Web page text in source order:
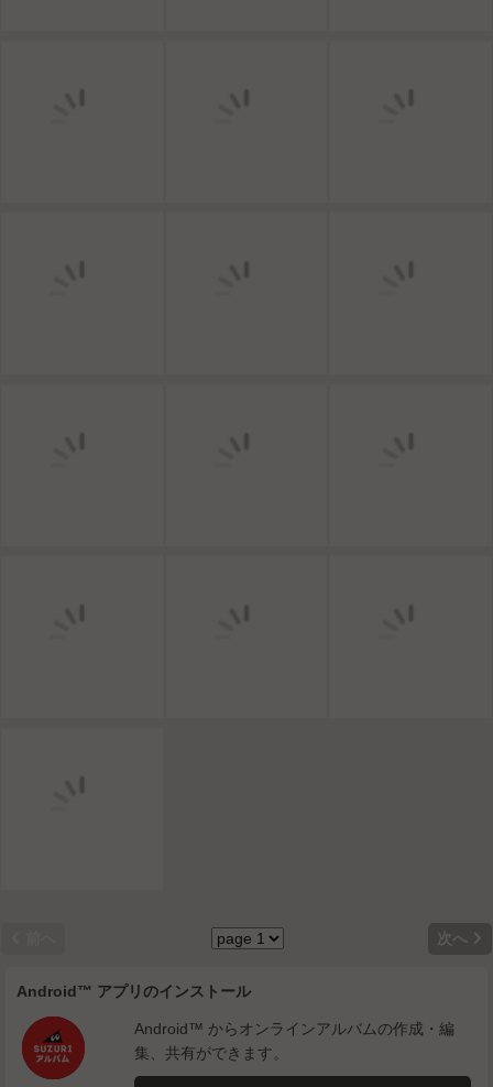
次へ 
Android™ アプリのインストール
Android™ からオンラインアルバムの作成・編
集、共有ができます。